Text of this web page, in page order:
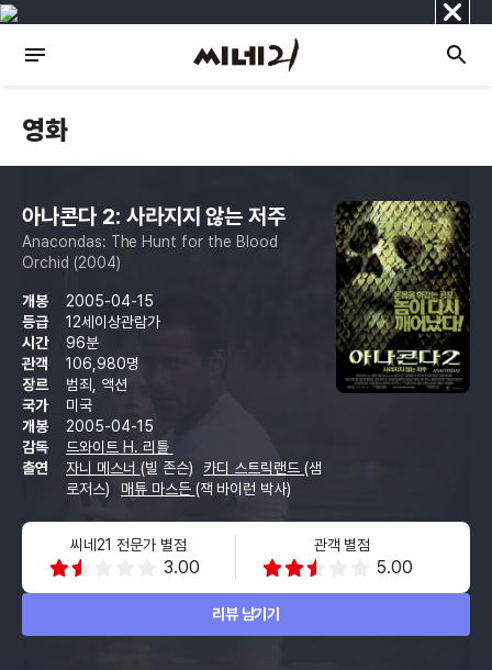
닫
기
영화
아나콘다 2: 사라지지 않는 저주
Anacondas: The Hunt for the Blood
Orchid (2004)
개봉
2005-04-15
등급
12세이상관람가
시간
96분
관객
106,980명
장르
범죄, 액션
국가
미국
개봉
2005-04-15
감독
드와이트 H. 리틀
출연
자니 메스너 (빌 존슨) 카디 스트릭랜드(샘
로저스)
매튜 마스든 (잭 바이런 박사)
씨네21 전문가 별점
3.00
관객 별점
5.00
리뷰 남기기